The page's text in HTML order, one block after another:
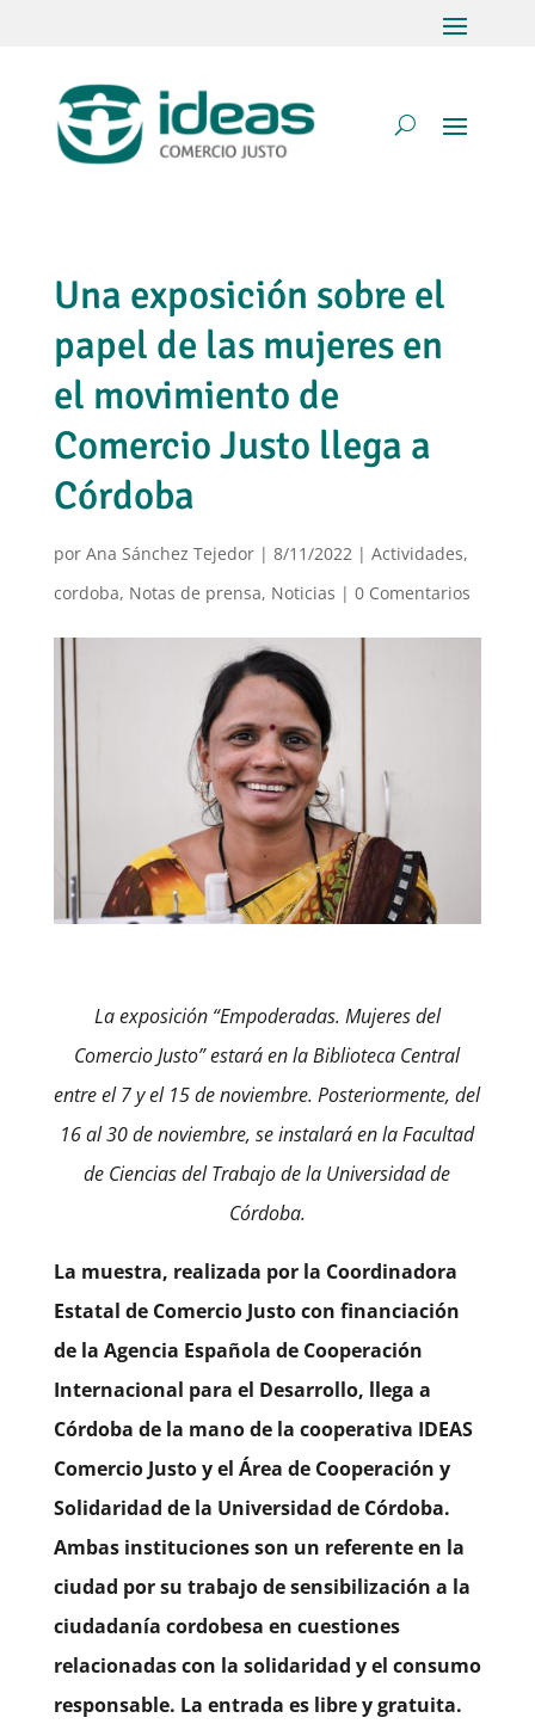
Una exposición sobre el
papel de las mujeres en
el movimiento de
Comercio Justo llega a
Córdoba
por Ana Sánchez Tejedor| 8/11/2022 | Actividades,
cordoba, Notas de prensa, Noticias | 0 Comentarios
La exposición “Empoderadas. Mujeres del
Comercio Justo” estará en la Biblioteca Central
entre el 7 y el 15 de noviembre. Posteriormente, del
16 al 30 de noviembre, se instalará en la Facultad
de Ciencias del Trabajo de la Universidad de
Córdoba.
La muestra, realizada por la Coordinadora
Estatal de Comercio Justo con financiación
de la Agencia Española de Cooperación
Internacional para el Desarrollo, llega a
Córdoba de la mano de la cooperativa IDEAS
Comercio Justo y el Área de Cooperación y
Solidaridad de la Universidad de Córdoba.
Ambas instituciones son un referente en la
ciudad por su trabajo de sensibilización a la
ciudadanía cordobesa en cuestiones
relacionadas con la solidaridad y el consumo
responsable. La entrada es libre y gratuita.